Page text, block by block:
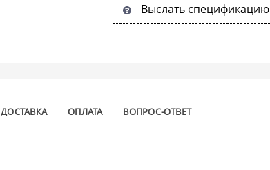
Выслать спецификацию
ДОСТАВКА ОПЛАТА ВОПРОС-ОТВЕТ